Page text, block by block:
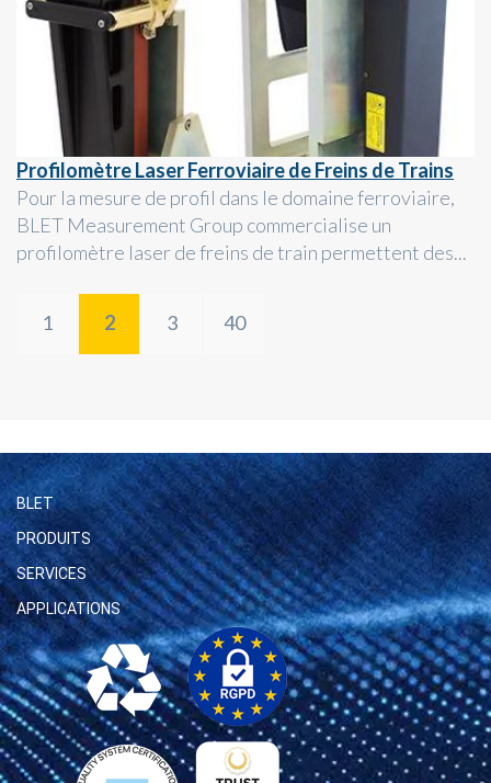
Profilomètre Laser Ferroviaire de Freins de Trains
Pour la mesure de profil dans le domaine ferroviaire,
BLET Measurement Group commercialise un
profilomètre laser de freins de train permettent des...
1 2 3 40
BLET
PRODUITS
SERVICES
APPLICATIONS